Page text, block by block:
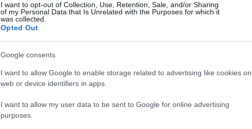
I want to opt-out of Collection, Use, Retention, Sale, and/or Sharing
of my Personal Data that Is Unrelated with the Purposes for which it
was collected.
Opted Out
Google consents
I want to allow Google to enable storage related to advertising like cookies on
web or device identifiers in apps.
I want to allow my user data to be sent to Google for online advertising
purposes.